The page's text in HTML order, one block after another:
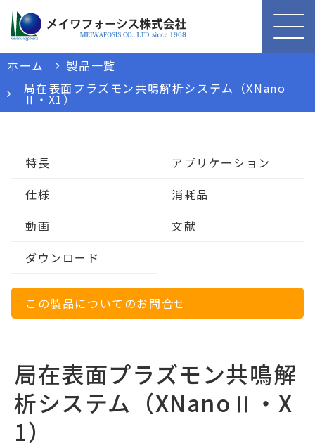
ホーム
製品一覧
局在表面プラズモン共鳴解析システム（XNano
Ⅱ・X1）
特長
アプリケーション
仕様
消耗品
動画
文献
ダウンロード
この製品についてのお問合せ
局在表面プラズモン共鳴解
析システム（XNanoⅡ・X
1）